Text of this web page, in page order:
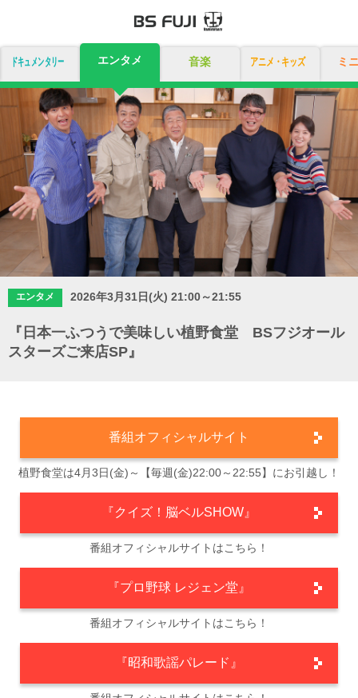
ドキュメンタリー エンタメ 音楽 アニメ・キッズ ミ
エンタメ 2026年3月31日(火) 21:00～21:55
『日本一ふつうで美味しい植野食堂 BSフジオール
スターズご来店SP』
番組オフィシャルサイト
植野食堂は4月3日(金)～【毎週(金)22:00～22:55】にお引越し！
『クイズ！脳ベルSHOW』
番組オフィシャルサイトはこちら！
『プロ野球 レジェン堂』
番組オフィシャルサイトはこちら！
『昭和歌謡パレード』